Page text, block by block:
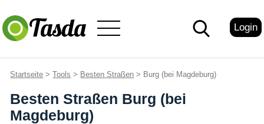
Login
Startseite >Tools > Besten Straßen > Burg (bei Magdeburg)
Besten Straßen Burg (bei
Magdeburg)